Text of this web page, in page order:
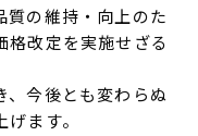
質の維持・向上のた
格改定を実施せざる
、今後とも変わらぬ
ます。